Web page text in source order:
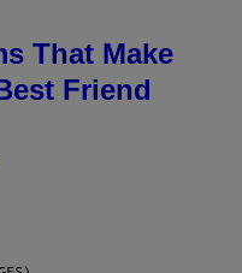
That Make
Friend